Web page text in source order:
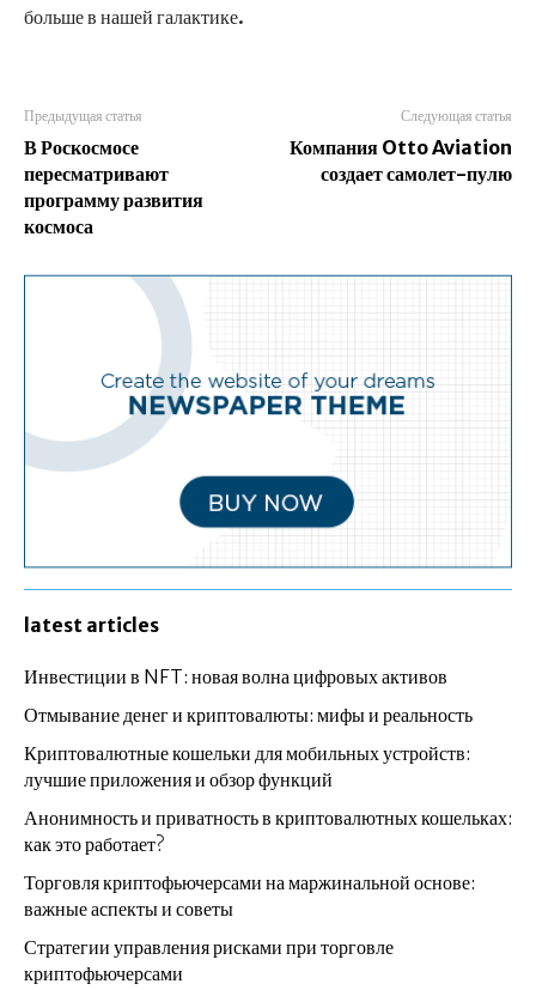
больше в нашей галактике.
Предыдущая статья
В Роскосмосе
пересматривают
программу развития
космоса
Следующая статья
Компания Otto Aviation
создает самолет-пулю
latest articles
Инвестиции в NFT: новая волна цифровых активов
Отмывание денег и криптовалюты: мифы и реальность
Криптовалютные кошельки для мобильных устройств:
лучшие приложения и обзор функций
Анонимность и приватность в криптовалютных кошельках:
как это работает?
Торговля криптофьючерсами на маржинальной основе:
важные аспекты и советы
Стратегии управления рисками при торговле
криптофьючерсами